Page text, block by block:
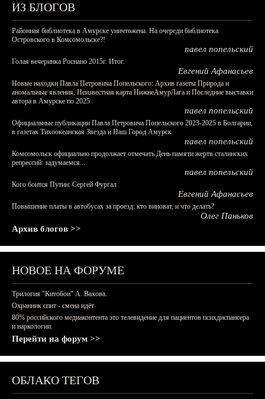
ИЗ БЛОГОВ
Районная библиотека в Амурске уничтожена. На очереди библиотека
Островского в Комсомольске?!
павел попельский
Голая вечеринка Роснано 2015г. Итог.
Евгений Афанасьев
Новые находки Павла Петровича Попельского: Архив газеты Природа и
аномальные явления, Неизвестная карта НижнеАмурЛага и Последние выставки
автора в Амурске по 2025
павел попельский
Официальные публикации Павла Петровича Попельского 2023-2025 в Болгарии,
в газетах Тихоокеанская Звезда и Наш Город Амурск
павел попельский
Комсомольск официально продолжает отмечать День памяти жертв сталинских
репрессий: задумаемся...
павел попельский
Кого боится Путин: Сергей Фургал
Евгений Афанасьев
Повышение платы в автобусах за проезд: кто виноват, и что делать?
Олег Паньков
Архив блогов >>
НОВОЕ НА ФОРУМЕ
Трилогия "Китобои" А. Вахова.
Охранник спит - смена идёт
80% российского медиаконтента это телевидение для пациентов психдиспансера
и наркологии.
Перейти на форум >>
ОБЛАКО ТЕГОВ